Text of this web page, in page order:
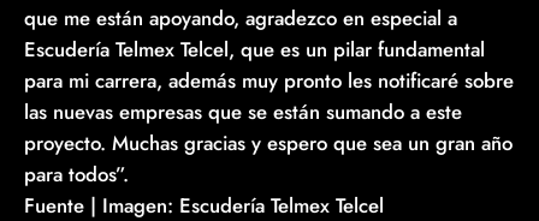
que me están apoyando, agradezco en especial a
Escudería Telmex Telcel, que es un pilar fundamental
para mi carrera, además muy pronto les notificaré sobre
las nuevas empresas que se están sumando a este
proyecto. Muchas gracias y espero que sea un gran año
para todos”.
Fuente | Imagen: Escudería Telmex Telcel